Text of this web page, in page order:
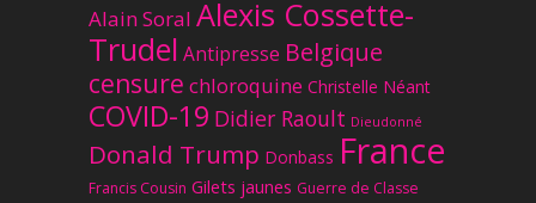
Alain Soral Alexis Cossette-
Trudel Antipresse Belgique
censure chloroquine Christelle Néant
COVID-19 Didier Raoult Dieudonné
Donald Trump Donbass France
Francis Cousin Gilets jaunes Guerre de Classe